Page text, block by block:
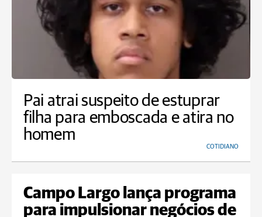
Pai atrai suspeito de estuprar
filha para emboscada e atira no
homem
COTIDIANO
Campo Largo lança programa
para impulsionar negócios de